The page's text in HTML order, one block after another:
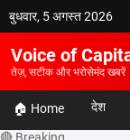
बुधवार, 5 अगस्त 2026
Voice of
तेज़, सटीक और भरोसेमंद खबरें
🏠 Home देश